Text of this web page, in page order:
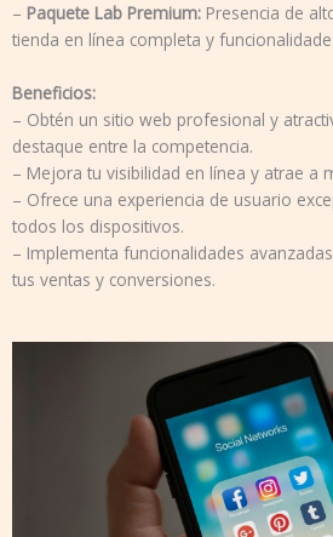
– Paquete Lab Premium: Presencia de
tienda en línea completa y
Beneficios:
– Obtén un sitio web profesional y
destaque entre la competencia.
– Mejora tu visibilidad en línea y atrae a
– Ofrece una experiencia de usuario
todos los dispositivos.
– Implementa funcionalidades
tus ventas y conversiones.